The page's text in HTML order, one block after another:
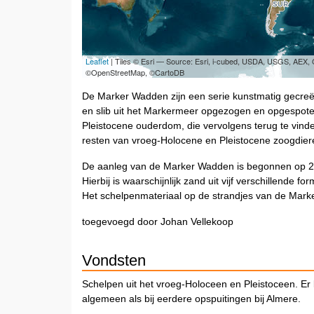
Leaflet| Tiles © Esri — Source: Esri, i-cubed, USDA, USGS, AEX,
©OpenStreetMap, ©CartoDB
De Marker Wadden zijn een serie kunstmatig
en slib uit het Markermeer opgezogen en
Pleistocene ouderdom, die vervolgens terug te
resten van vroeg-Holocene en Pleistocene
De aanleg van de Marker Wadden is begonnen op
Hierbij is waarschijnlijk zand uit vijf verschillende
Het schelpenmateriaal op de strandjes van de
toegevoegd door Johan Vellekoop
Vondsten
Schelpen uit het vroeg-Holoceen en Pleistoceen.
algemeen als bij eerdere opspuitingen bij Almere.